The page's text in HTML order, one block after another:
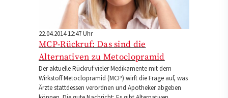
22.04.2014 12:47 Uhr
MCP-Rückruf: Das sind die
Alternativen zu Metoclopramid
Der aktuelle Rückruf vieler Medikamente mit dem
Wirkstoff Metoclopramid (MCP) wirft die Frage auf, was
Ärzte stattdessen verordnen und Apotheker abgeben